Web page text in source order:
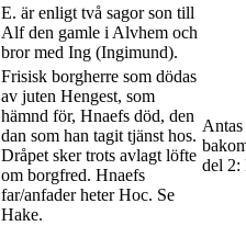
E. är enligt två sagor son till
Alf den gamle i Alvhem och
bror med Ing (Ingimund).
Frisisk borgherre som dödas
av juten Hengest, som
hämnd för, Hnaefs död, den
dan som han tagit tjänst hos.
Dråpet sker trots avlagt löfte
om borgfred. Hnaefs
far/anfader heter Hoc. Se
Hake.
del 2: